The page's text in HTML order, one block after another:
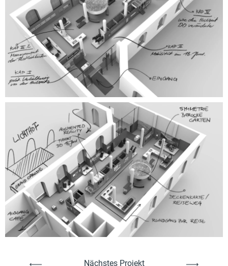
Nächstes Projekt